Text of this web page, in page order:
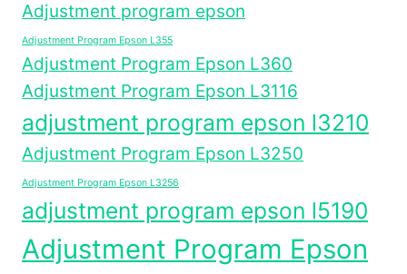
Adjustment program epson
Adjustment Program Epson L355
Adjustment Program Epson L360
Adjustment Program Epson L3116
adjustment program epson l3210
Adjustment Program Epson L3250
Adjustment Program Epson L3256
adjustment program epson l5190
Adjustment Program Epson